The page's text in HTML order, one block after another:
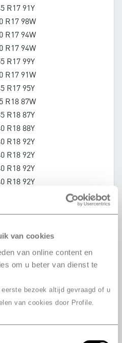
van cookies
van online content en
om u beter van dienst te
bezoek altijd gevraagd of u
van cookies door Profile.
R17 91Y
R17 98W
R17 94W
R17 94W
R17 99Y
R17 91W
R17 95Y
R18 87W
R18 87Y
R18 88Y
R18 92Y
R18 92Y
R18 92Y
R18 92Y
R18 95Y
R18 95W
R18 91W
R18 95Y
R18 95W